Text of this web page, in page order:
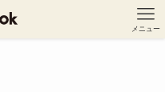
メニュー